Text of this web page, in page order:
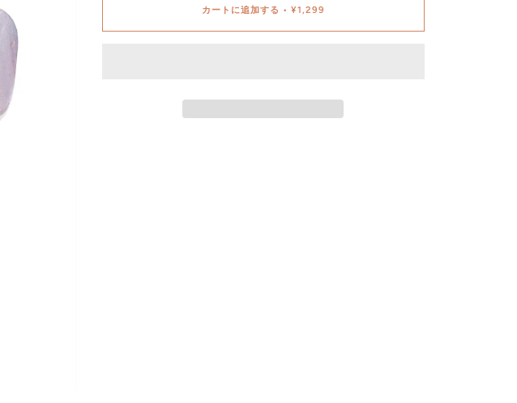
カートに追加する • ¥1,299